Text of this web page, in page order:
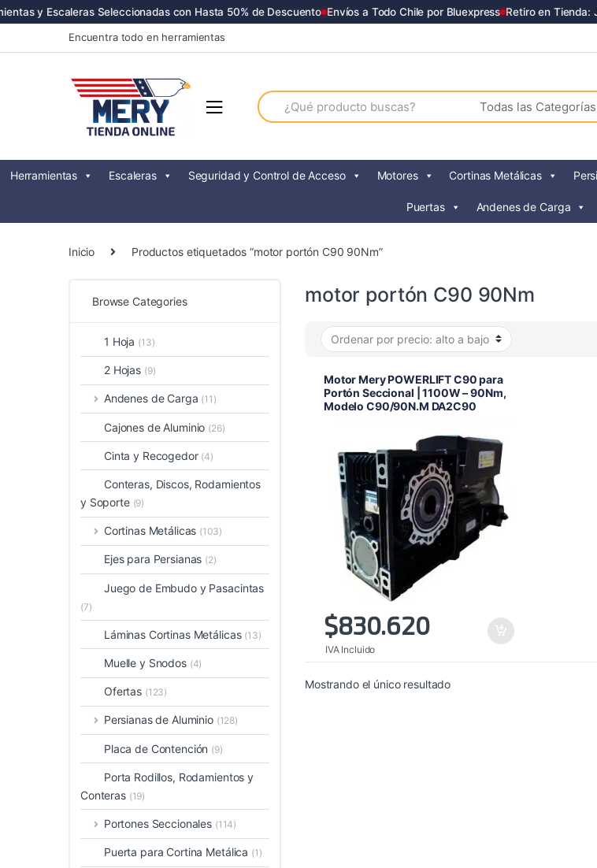
y Escaleras Seleccionadas con Hasta 50% de Descuento Envíos a Todo Chile por Bluexpress Retiro en Tienda:
to
to
Encuentra todo en herramientas
Search
for:
Herramientas Escaleras Seguridad y Control de Acceso Motores Cortinas Metálicas
Puertas Andenes de Carga
Inicio Productos etiquetados “motor portón C90 90Nm”
motor portón C90 90Nm
Motor Mery POWERLIFT C90 para
Portón Seccional | 1100W – 90Nm,
Modelo C90/90N.M DA2C90
$830.620
IVA Incluido
Mostrando el único resultado
Browse Categories
1 Hoja (13)
2 Hojas (9)
Andenes de Carga (11)
Cajones de Aluminio (26)
Cinta y Recogedor (4)
Conteras, Discos, Rodamientos
y Soporte (9)
Cortinas Metálicas (103)
Ejes para Persianas (2)
Juego de Embudo y Pasacintas
(7)
Láminas Cortinas Metálicas (13)
Muelle y Snodos (4)
Ofertas (123)
Persianas de Aluminio (128)
Placa de Contención (9)
Porta Rodillos, Rodamientos y
Conteras (19)
Portones Seccionales (114)
Puerta para Cortina Metálica (1)